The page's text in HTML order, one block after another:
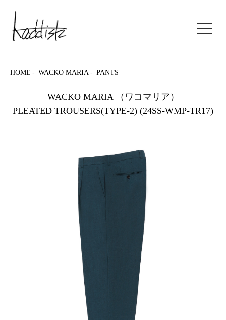
kaddish development store
HOME WACKO MARIA PANTS
WACKO MARIA （ワコマリア）
PLEATED TROUSERS(TYPE-2) (24SS-WMP-TR17)